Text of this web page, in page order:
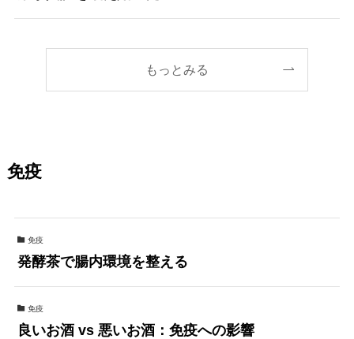
もっとみる
免疫
免疫
発酵茶で腸内環境を整える
免疫
良いお酒 vs 悪いお酒：免疫への影響